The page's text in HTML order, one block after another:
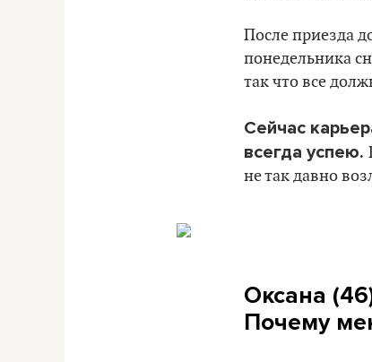
После приезда
понедельника
так что все
Сейчас
всегда успею.
не так давно
Оксана
Почему